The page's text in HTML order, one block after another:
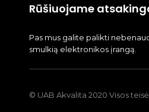
Rūšiuojame
Pas mus galite palikti
smulkią elektronikos įrangą.
© UAB Akvalita 2020 Visos